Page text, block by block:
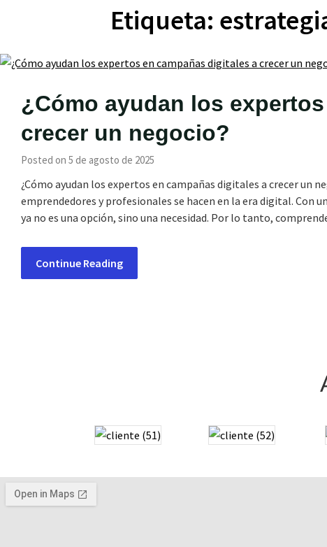
Etiqueta:
¿Cómo ayudan los
crecer un negocio?
Posted on 5 de agosto de 2025
¿Cómo ayudan los expertos en campañas digitales a crecer un
emprendedores y profesionales se hacen en la era digital.
ya no es una opción, sino una necesidad. Por lo tanto,
Continue Reading